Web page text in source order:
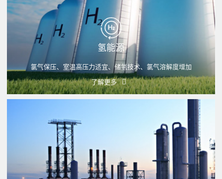
氢能源
氯气保压、室温高压力适宜、储氢技术、氯气溶解度增加
了解更多